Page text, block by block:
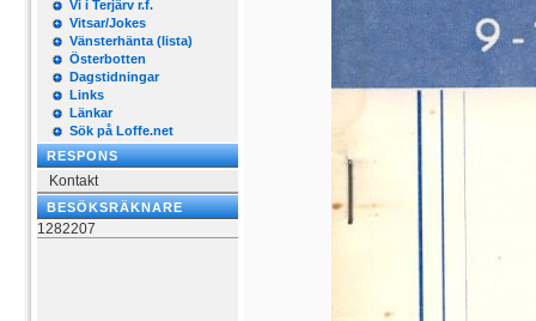
Vi i Terjärv r.f.
Vitsar/Jokes
Vänsterhänta (lista)
Österbotten
Dagstidningar
Links
Länkar
Sök på Loffe.net
RESPONS
Kontakt
BESÖKSRÄKNARE
1282207